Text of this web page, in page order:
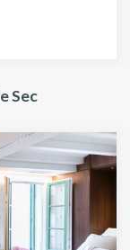
parques del
turística
para
Sec